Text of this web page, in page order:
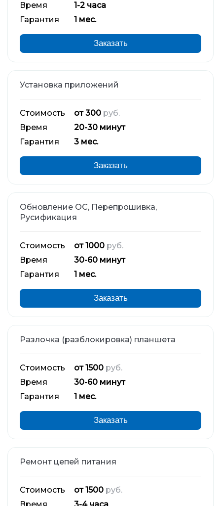
Время
1-2 часа
Гарантия
1 мес.
Заказать
Установка приложений
Стоимость от 300 руб.
Время
20-30 минут
Гарантия
3 мес.
Заказать
Обновление ОС, Перепрошивка,
Русификация
Стоимость от 1000 руб.
Время
30-60 минут
Гарантия
1 мес.
Заказать
Разлочка (разблокировка) планшета
Стоимость от 1500 руб.
Время
30-60 минут
Гарантия
1 мес.
Заказать
Ремонт цепей питания
Стоимость от 1500 руб.